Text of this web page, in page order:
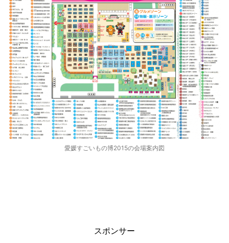
愛媛すごいもの博2015の会場案内図
スポンサー